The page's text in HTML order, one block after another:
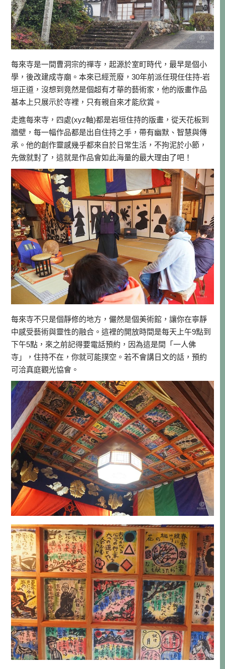
每來寺是一間曹洞宗的禪寺，起源於室町時代，最早是個小
學，後改建成寺廟。本來已經荒廢，30年前派任現任住持-岩
垣正道，沒想到竟然是個超有才華的藝術家，他的版畫作品
基本上只展示於寺裡，只有親自來才能欣賞。
走進每來寺，四處(xyz軸)都是岩垣住持的版畫，從天花板到
牆壁，每一幅作品都是出自住持之手，帶有幽默、智慧與傳
承。他的創作靈感幾乎都來自於日常生活，不拘泥於小節，
先做就對了，這就是作品會如此海量的最大理由了吧！
每來寺不只是個靜修的地方，儼然是個美術館，讓你在寧靜
中感受藝術與靈性的融合。這裡的開放時間是每天上午9點到
下午5點，來之前記得要電話預約，因為這是間「一人佛
寺」，住持不在，你就可能撲空。若不會講日文的話，預約
可洽真庭觀光協會。